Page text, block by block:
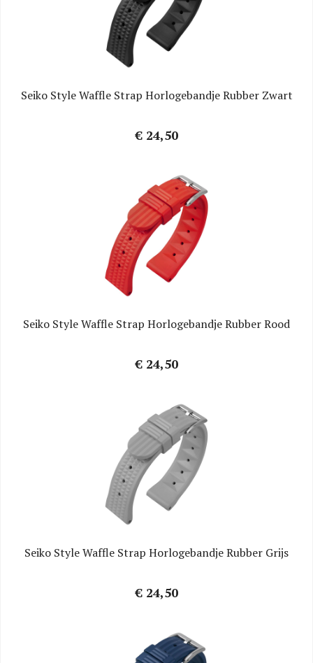
Seiko Style Waffle Strap Horlogebandje Rubber Zwart
€ 24,50
Seiko Style Waffle Strap Horlogebandje Rubber Rood
€ 24,50
Seiko Style Waffle Strap Horlogebandje Rubber Grijs
€ 24,50